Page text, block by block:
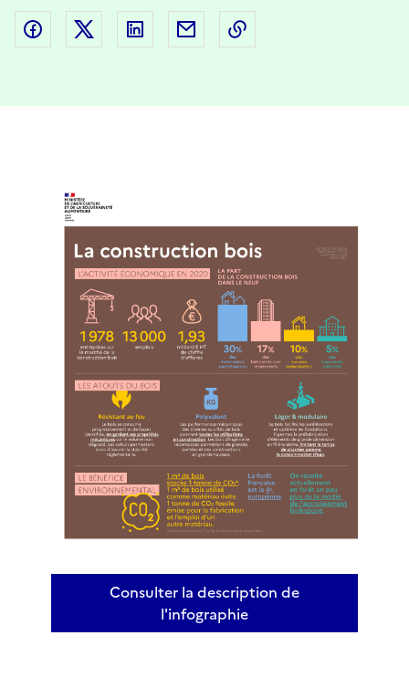
Partager sur Facebook
Partager sur Twitter
Partager sur LinkedIn
Partager par email
Consulter la description de
l'infographie